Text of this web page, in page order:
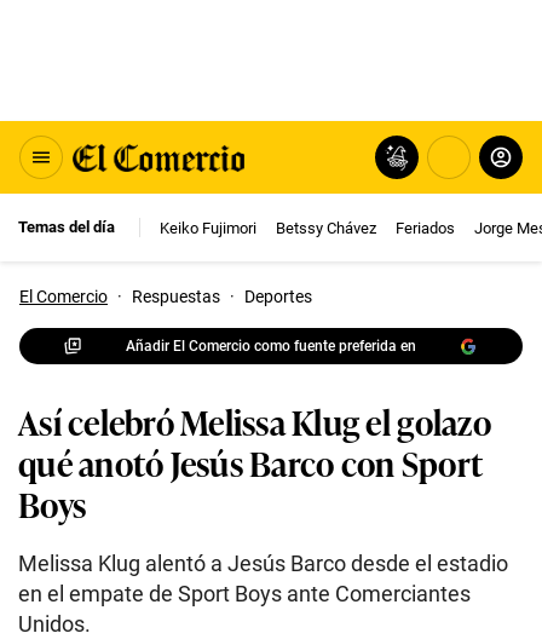
Temas del día Keiko Fujimori Betssy Chávez Feriados Jorge
El Comercio · Respuestas · Deportes
Añadir El Comercio como fuente preferida en
Así celebró Melissa Klug el golazo
qué anotó Jesús Barco con Sport
Boys
Melissa Klug alentó a Jesús Barco desde el estadio
en el empate de Sport Boys ante Comerciantes
Unidos.